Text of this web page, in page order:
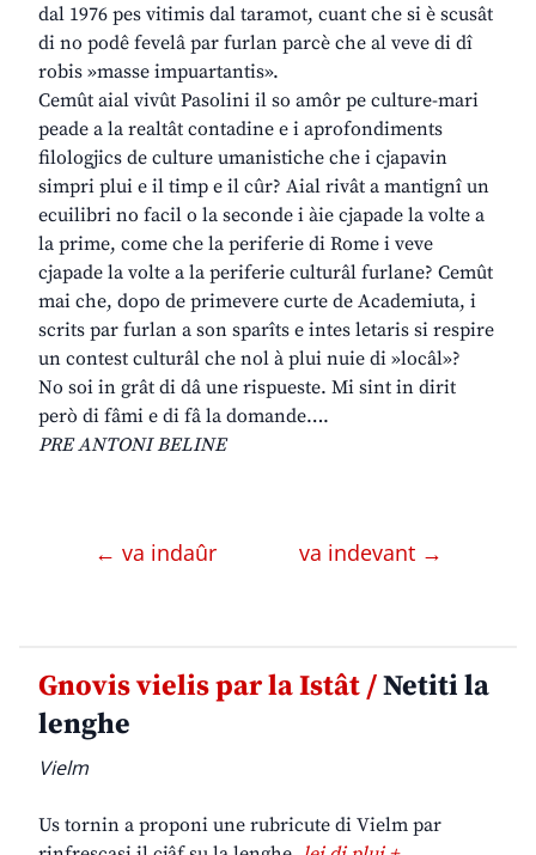
dal 1976 pes vitimis dal taramot, cuant che si è scusât
di no podê fevelâ par furlan parcè che al veve di dî
robis »masse impuartantis».
Cemût aial vivût Pasolini il so amôr pe culture-mari
peade a la realtât contadine e i aprofondiments
filologjics de culture umanistiche che i cjapavin
simpri plui e il timp e il cûr? Aial rivât a mantignî un
ecuilibri no facil o la seconde i àie cjapade la volte a
la prime, come che la periferie di Rome i veve
cjapade la volte a la periferie culturâl furlane? Cemût
mai che, dopo de primevere curte de Academiuta, i
scrits par furlan a son sparîts e intes letaris si respire
un contest culturâl che nol à plui nuie di »locâl»?
No soi in grât di dâ une rispueste. Mi sint in dirit
però di fâmi e di fâ la domande….
PRE ANTONI BELINE
← va indaûr va indevant →
Gnovis vielis par la Istât /Netiti la
lenghe
Vielm
Us tornin a proponi une rubricute di Vielm par